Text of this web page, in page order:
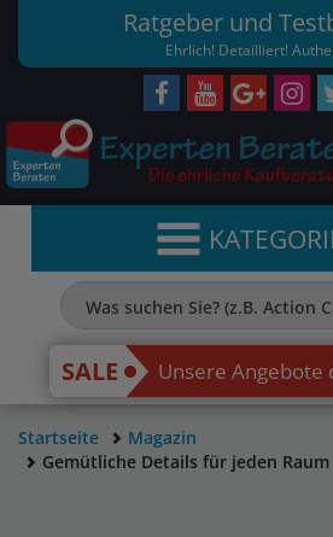
Ratgeber und
Ehrlich! Detailliert!
SALE Unsere Angebote
Startseite
Magazin
Gemütliche Details für jeden Raum